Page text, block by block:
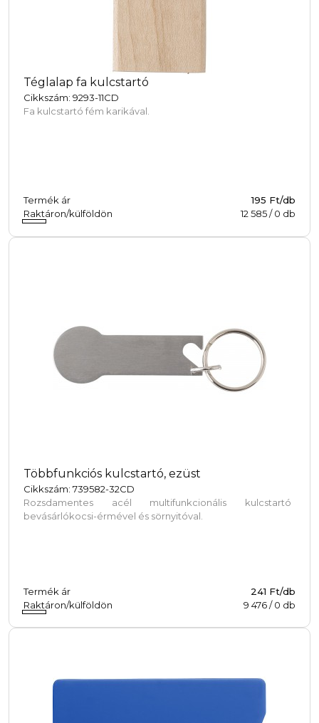
Téglalap fa kulcstartó
Cikkszám: 9293-11CD
Fa kulcstartó fém karikával.
Termék ár
195 Ft/db
Raktáron/külföldön
12 585/0 db
Többfunkciós kulcstartó, ezüst
Cikkszám: 739582-32CD
Rozsdamentes acél multifunkcionális kulcstartó
bevásárlókocsi-érmével és sörnyitóval.
Termék ár
241 Ft/db
Raktáron/külföldön
9 476/0 db